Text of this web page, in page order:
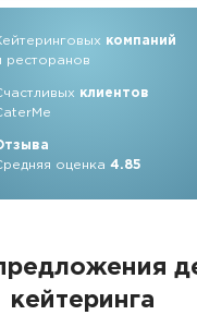
компаний
ресторанов
клиентов
оценка4.85
кейтеринга